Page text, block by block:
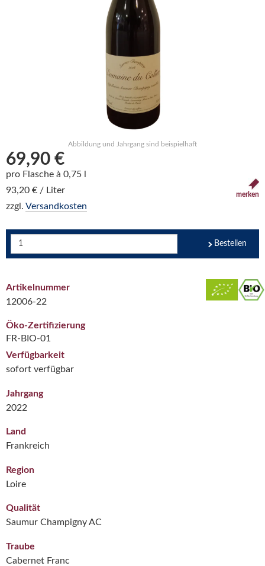
Abbildung und Jahrgang sind beispielhaft
69,90 €
pro Flasche à 0,75 l
93,20 € / Liter
zzgl. Versandkosten
merken
Bestellen
Artikelnummer
12006-22
Öko-Zertifizierung
FR-BIO-01
Verfügbarkeit
sofort verfügbar
Jahrgang
2022
Land
Frankreich
Region
Loire
Qualität
Saumur Champigny AC
Traube
Cabernet Franc